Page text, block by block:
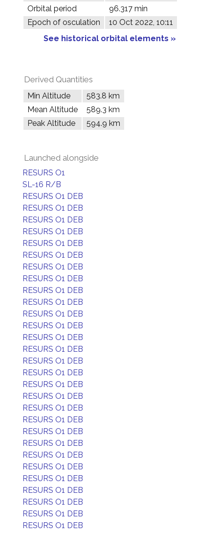
Orbital period
96.317 min
Epoch of osculation
10 Oct 2022, 10:11
See historical orbital elements »
Derived Quantities
Min Altitude
583.8 km
Mean Altitude
589.3 km
Peak Altitude
594.9 km
Launched alongside
RESURS O1
SL-16 R/B
RESURS O1 DEB
RESURS O1 DEB
RESURS O1 DEB
RESURS O1 DEB
RESURS O1 DEB
RESURS O1 DEB
RESURS O1 DEB
RESURS O1 DEB
RESURS O1 DEB
RESURS O1 DEB
RESURS O1 DEB
RESURS O1 DEB
RESURS O1 DEB
RESURS O1 DEB
RESURS O1 DEB
RESURS O1 DEB
RESURS O1 DEB
RESURS O1 DEB
RESURS O1 DEB
RESURS O1 DEB
RESURS O1 DEB
RESURS O1 DEB
RESURS O1 DEB
RESURS O1 DEB
RESURS O1 DEB
RESURS O1 DEB
RESURS O1 DEB
RESURS O1 DEB
RESURS O1 DEB